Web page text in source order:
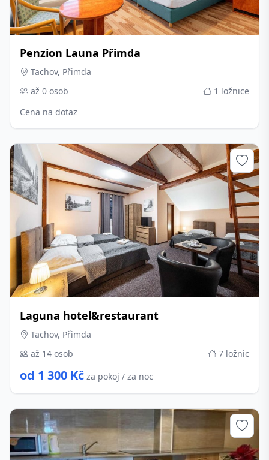
Penzion Launa Přimda
Tachov, Přimda
až 0 osob
1 ložnice
Cena na dotaz
Laguna hotel&restaurant
Tachov, Přimda
až 14 osob
7 ložnic
od 1 300 Kč za pokoj / za noc